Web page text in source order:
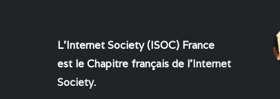
L'Internet Society (ISOC) France
est le Chapitre français de l'Internet
Society.